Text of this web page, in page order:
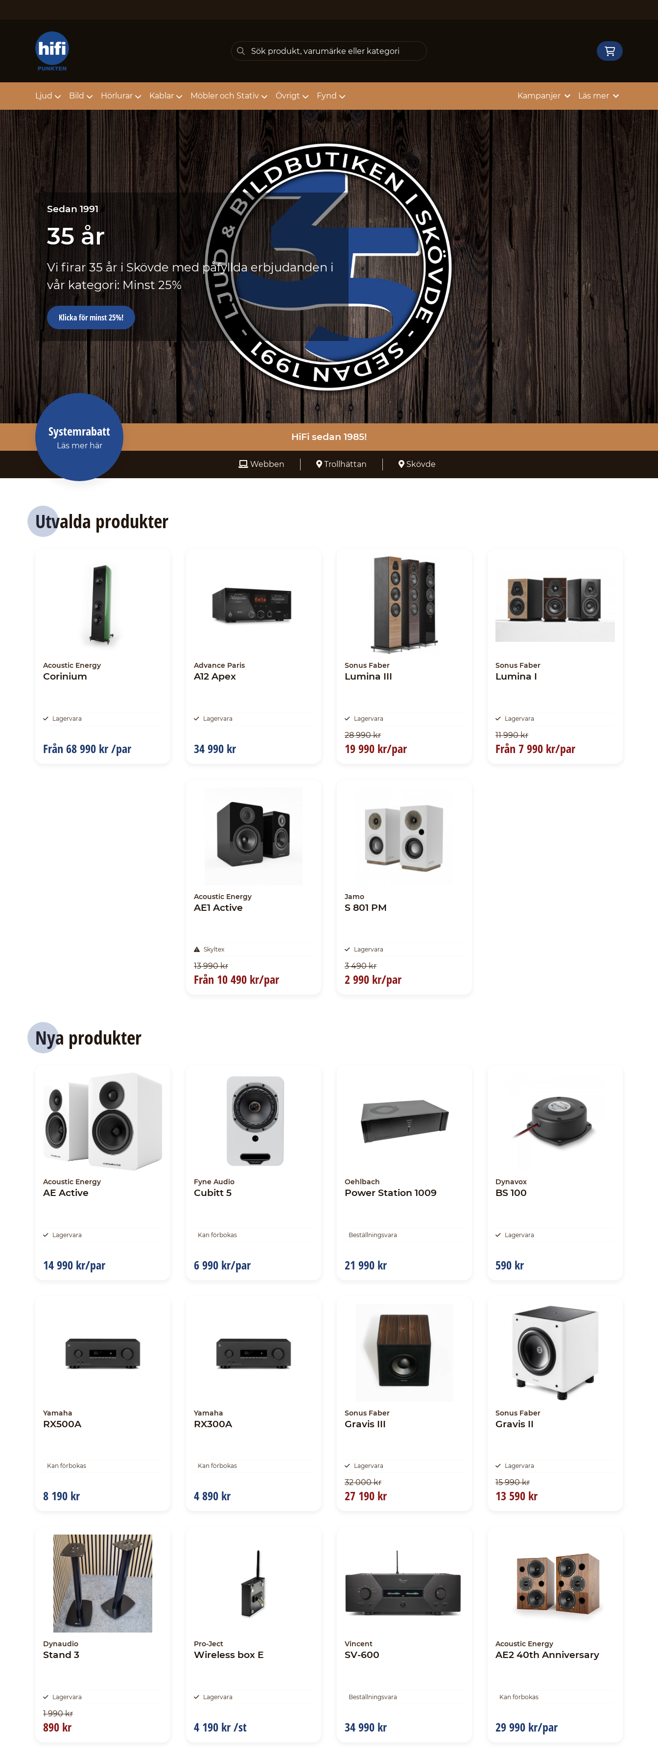
Ljud Bild Hörlurar Kablar Möbler och Stativ Övrigt Fynd Kampanjer Läs mer
Sedan 1991
35 år
Vi firar 35 år i Skövde med påfyllda erbjudanden i
vår kategori: Minst 25%
Klicka för minst 25%!
HiFi sedan 1985!
Systemrabatt
Läs mer här
Webben
Trollhättan Skövde
Utvalda produkter
Acoustic Energy
Corinium
Lagervara
Från 68 990 kr /par
Advance Paris
A12 Apex
Lagervara
34 990 kr
Sonus Faber
Lumina III
Lagervara
28 990 kr
19 990 kr/par
Sonus Faber
Lumina I
Lagervara
11 990 kr
Från 7 990 kr/par
Acoustic Energy
AE1 Active
Skyltex
13 990 kr
Från 10 490 kr/par
Jamo
S 801 PM
Lagervara
3 490 kr
2 990 kr/par
Nya produkter
Acoustic Energy
AE Active
Lagervara
14 990 kr/par
Fyne Audio
Cubitt 5
Kan förbokas
6 990 kr/par
Oehlbach
Power Station 1009
Beställningsvara
21 990 kr
Dynavox
BS 100
Lagervara
590 kr
Yamaha
RX500A
Kan förbokas
8 190 kr
Yamaha
RX300A
Kan förbokas
4 890 kr
Sonus Faber
Gravis III
Lagervara
32 000 kr
27 190 kr
Sonus Faber
Gravis II
Lagervara
15 990 kr
13 590 kr
Dynaudio
Stand 3
Lagervara
1 990 kr
890 kr
Pro-Ject
Wireless box E
Lagervara
4 190 kr /st
Vincent
SV-600
Beställningsvara
34 990 kr
Acoustic Energy
AE2 40th Anniversary
Kan förbokas
29 990 kr/par